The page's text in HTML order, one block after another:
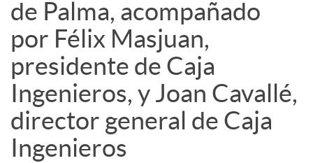
de Palma, acompañado
por Félix Masjuan,
presidente de Caja
Ingenieros, y Joan Cavallé,
director general de Caja
Ingenieros